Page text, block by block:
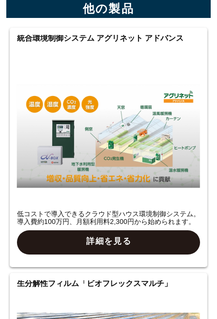
他の製品
統合環境制御システム アグリネット アドバンス
低コストで導入できるクラウド型ハウス環境制御システム。
導入費約100万円、月額利用料2,300円から始められます。
詳細を見る
生分解性フィルム「ビオフレックスマルチ」